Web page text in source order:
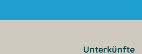
Unterkünfte